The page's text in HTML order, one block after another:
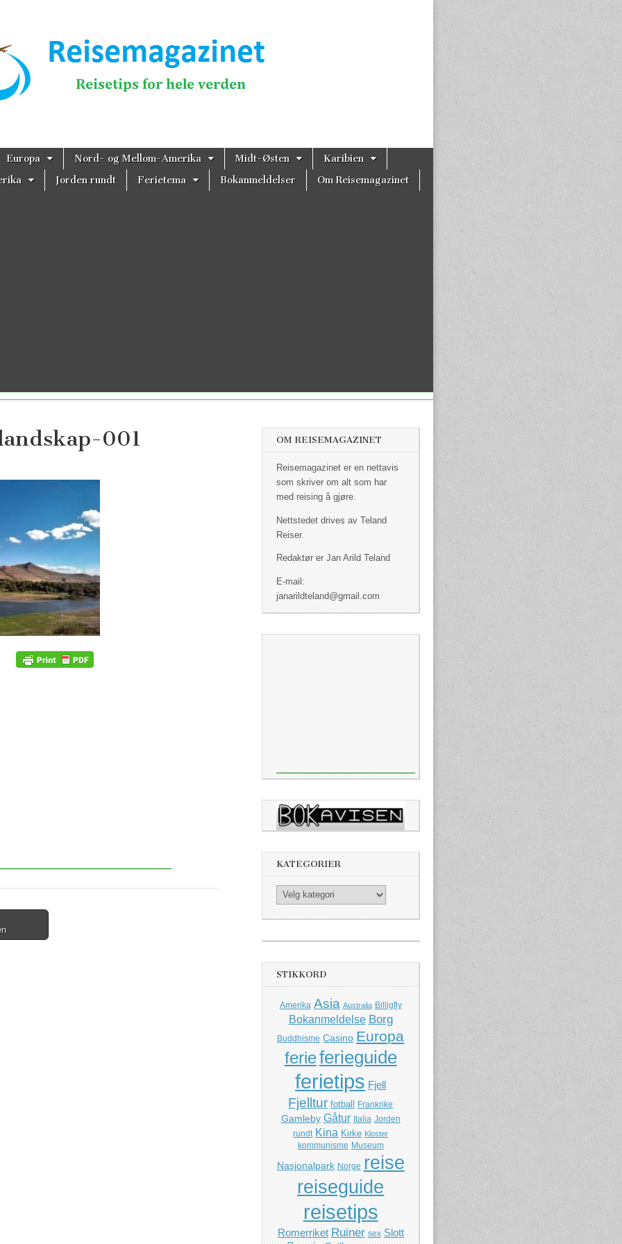
Europa Nord- og Mellom-Amerika Midt-Østen
Karibien
Jorden rundt Ferietema Bokanmeldelser Om Reisemagazinet
001 OM REISEMAGAZINET
Reisemagazinet er en nettavis
som skriver om alt som har
med reising å gjøre.
Nettstedet drives av Teland
Reiser.
Redaktør er Jan Arild Teland
E-mail:
janarildteland@gmail.com
KATEGORIER
Kategorier
STIKKORD
Amerika Asia Australia Billigfly
Bokanmeldelse Borg
Buddhisme Casino Europa
ferieferieguide
ferietips Fjell
Fjelltur fotball Frankrike
Gamleby Gåtur Italia Jorden
rundt Kina Kirke Kloster
kommunisme Museum
Nasjonalpark Norge reise
reiseguide
reisetips
Romerriket Ruiner sex Slott